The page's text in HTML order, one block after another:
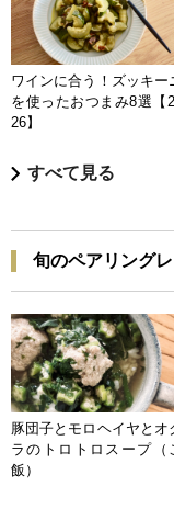
ワインに合う！ズッキー
を使ったおつまみ8選【
26】
すべて見る
旬のペアリング
豚団子とモロヘイヤとオ
ラのトロトロスープ（
飯）